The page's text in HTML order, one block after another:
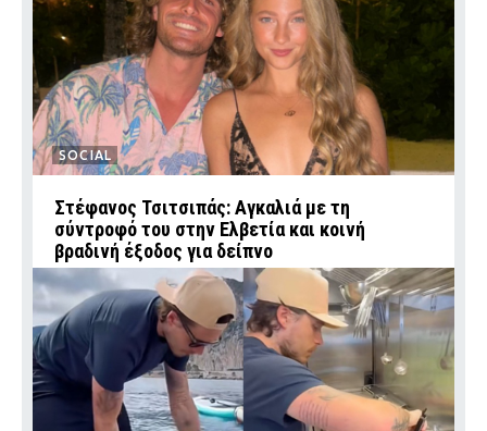
SOCIAL
Στέφανος Τσιτσιπάς: Αγκαλιά με τη
σύντροφό του στην Ελβετία και κοινή
βραδινή έξοδος για δείπνο